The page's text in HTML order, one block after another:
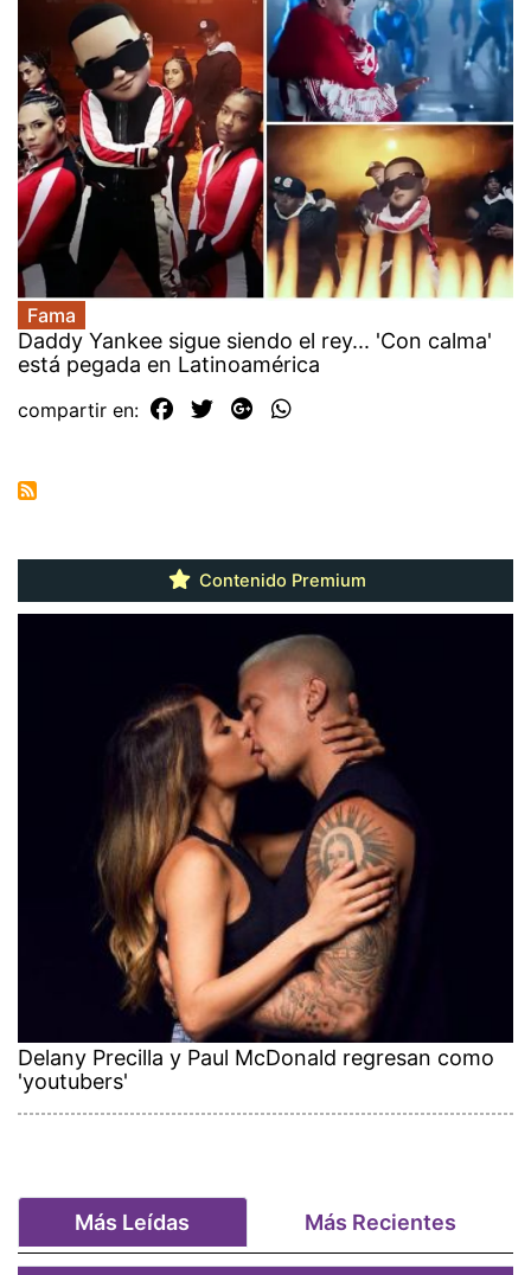
Fama
Daddy Yankee sigue siendo el rey... 'Con calma'
está pegada en Latinoamérica
compartir en:
Contenido Premium
Delany Precilla y Paul McDonald regresan como
'youtubers'
Más Leídas Más Recientes